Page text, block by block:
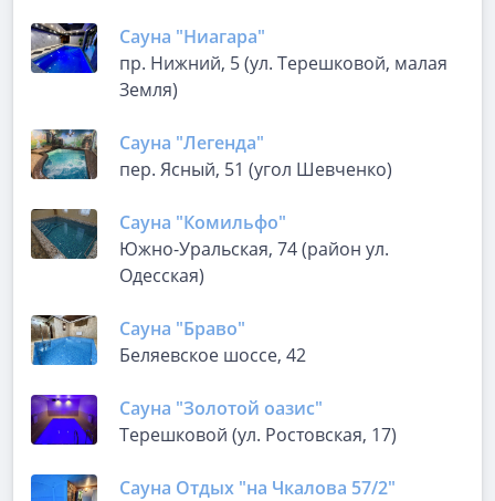
Сауна "Ниагара"
пр. Нижний, 5 (ул. Терешковой, малая
Земля)
Сауна "Легенда"
пер. Ясный, 51 (угол Шевченко)
Сауна "Комильфо"
Южно-Уральская, 74 (район ул.
Одесская)
Сауна "Браво"
Беляевское шоссе, 42
Сауна "Золотой оазис"
Терешковой (ул. Ростовская, 17)
Сауна Отдых "на Чкалова 57/2"